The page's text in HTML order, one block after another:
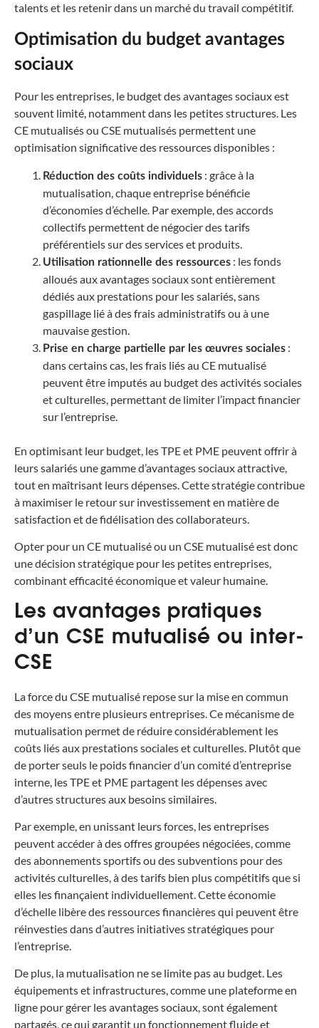
talents et les retenir dans un marché du travail compétitif.
Optimisation du budget avantages
sociaux
Pour les entreprises, le budget des avantages sociaux est
souvent limité, notamment dans les petites structures. Les
CE mutualisés ou CSE mutualisés permettent une
optimisation significative des ressources disponibles :
Réduction des coûts individuels : grâce à la
mutualisation, chaque entreprise bénéficie
d’économies d’échelle. Par exemple, des accords
collectifs permettent de négocier des tarifs
préférentiels sur des services et produits.
Utilisation rationnelle des ressources : les fonds
alloués aux avantages sociaux sont entièrement
dédiés aux prestations pour les salariés, sans
gaspillage lié à des frais administratifs ou à une
mauvaise gestion.
Prise en charge partielle par les œuvres sociales :
dans certains cas, les frais liés au CE mutualisé
peuvent être imputés au budget des activités sociales
et culturelles, permettant de limiter l’impact financier
sur l’entreprise.
En optimisant leur budget, les TPE et PME peuvent offrir à
leurs salariés une gamme d’avantages sociaux attractive,
tout en maîtrisant leurs dépenses. Cette stratégie contribue
à maximiser le retour sur investissement en matière de
satisfaction et de fidélisation des collaborateurs.
Opter pour un CE mutualisé ou un CSE mutualisé est donc
une décision stratégique pour les petites entreprises,
combinantefficacité économique et valeur humaine.
Les avantages pratiques
d’un CSE mutualisé ou inter-
CSE
La force du CSE mutualisé repose sur la mise en commun
des moyens entre plusieurs entreprises. Ce mécanisme de
mutualisation permet de réduire considérablement les
coûts liés aux prestations sociales et culturelles. Plutôt que
de porter seuls le poids financier d’un comité d’entreprise
interne, les TPE et PME partagent les dépenses avec
d’autres structures aux besoins similaires.
Par exemple, en unissant leurs forces, les entreprises
peuvent accéder à des offres groupées négociées, comme
des abonnements sportifs ou des subventions pour des
activités culturelles, à des tarifs bien plus compétitifs que si
elles les finançaient individuellement. Cette économie
d’échelle libère des ressources financières qui peuvent être
réinvesties dans d’autres initiatives stratégiques pour
l’entreprise.
De plus, la mutualisation ne se limite pas au budget. Les
équipements et infrastructures, comme une plateforme en
ligne pour gérer les avantages sociaux, sont également
partagés, ce qui garantit un fonctionnement fluide et